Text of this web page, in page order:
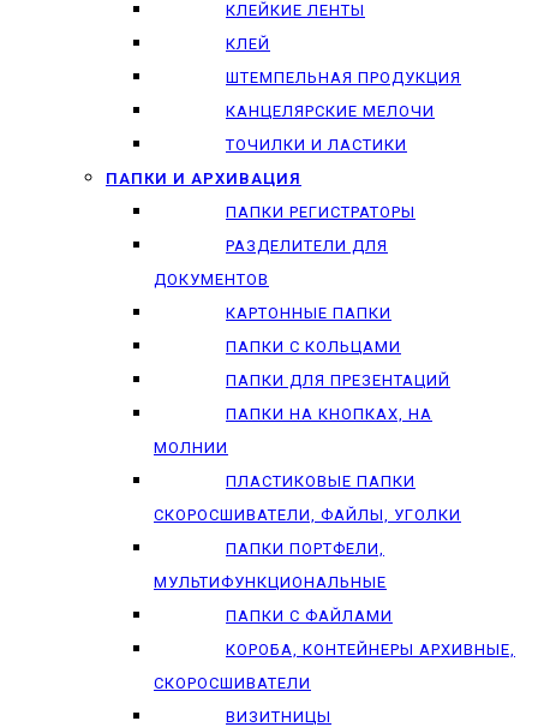
КЛЕЙКИЕ ЛЕНТЫ
КЛЕЙ
ШТЕМПЕЛЬНАЯ ПРОДУКЦИЯ
КАНЦЕЛЯРСКИЕ МЕЛОЧИ
ТОЧИЛКИ И ЛАСТИКИ
ПАПКИ И АРХИВАЦИЯ
ПАПКИ РЕГИСТРАТОРЫ
РАЗДЕЛИТЕЛИ ДЛЯ
ДОКУМЕНТОВ
КАРТОННЫЕ ПАПКИ
ПАПКИ С КОЛЬЦАМИ
ПАПКИ ДЛЯ ПРЕЗЕНТАЦИЙ
ПАПКИ НА КНОПКАХ, НА
МОЛНИИ
ПЛАСТИКОВЫЕ ПАПКИ
СКОРОСШИВАТЕЛИ, ФАЙЛЫ, УГОЛКИ
ПАПКИ ПОРТФЕЛИ,
МУЛЬТИФУНКЦИОНАЛЬНЫЕ
ПАПКИ С ФАЙЛАМИ
КОРОБА, КОНТЕЙНЕРЫ АРХИВНЫЕ,
СКОРОСШИВАТЕЛИ
ВИЗИТНИЦЫ